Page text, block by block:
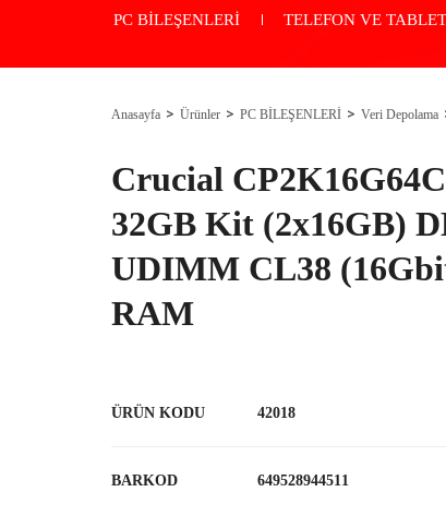
PC BİLEŞENLERİ TELEFON VE
Anasayfa Ürünler PC BİLEŞENLERİ Veri Depolama
Crucial
32GB Kit (2x16GB)
UDIMM CL38
RAM
ÜRÜN KODU 42018
BARKOD 649528944511